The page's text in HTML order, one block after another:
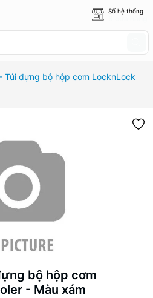
Số hệ thống
Túi đựng bộ hộp cơm LocknLock
bộ hộp cơm
- Màu xám